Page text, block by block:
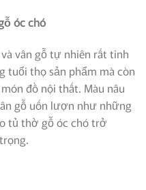
óc chó
vân gỗ tự nhiên rất tinh
tuổi thọ sản phẩm mà còn
đồ nội thất. Màu nâu
gỗ uốn lượn như những
tủ thờ gỗ óc chó trở